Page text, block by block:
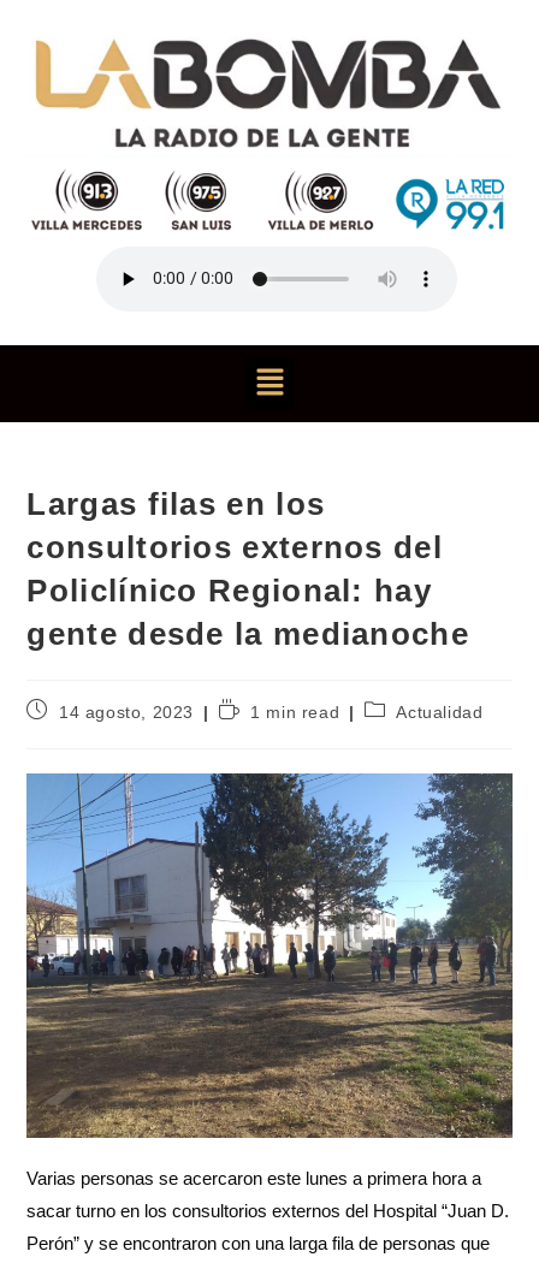
Largas filas en los
consultorios externos del
Policlínico Regional: hay
gente desde la medianoche
14 agosto, 2023 1 min read Actualidad
Varias personas se acercaron este lunes a primera hora a
sacar turno en los consultorios externos del Hospital “Juan D.
Perón” y se encontraron con una larga fila de personas que